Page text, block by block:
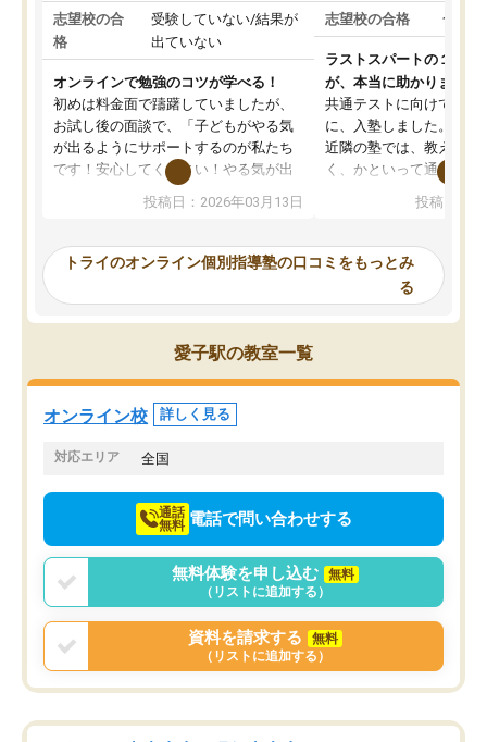
志望校の合
格
受験していない/結果が
出ていない
オンラインで勉強のコツが学べる！
初めは料金面で躊躇していましたが、
お試し後の面談で、「子どもがやる気
が出るようにサポートするのが私たち
です！安心してください！やる気が出
ないのは私たち講師の責任です」と言
ってくださり、確かに！と考えて、思
ったんですが、学生の先生から学ぶこ
み、徐々に成績が上がったらいいなと
思っていました。何が今足りないのか
を的確に指導いただき、子どももびっ
くりするほど楽しんでやる気を持って
塾を受けています。狙い通り、少しず
つ成績も上がり、苦手意識も無くなっ
てきたので、さらに苦手な数学も追加
でお願いしました。来年の高校受験に
投稿日：2026年03月13日
志望校の合格 合格
ラストスパートの１か月
が、本当に助かりました
共通テストに向けての追
に、入塾しました。田舎
近隣の塾では、教えても
く、かといって通うには
可能なので本当に助か
らないところをピンポイ
頂いて、とてもわかり
していました。一生を
スト、多少お金がかかっ
投稿日：
トライのオンライン個別指導塾の口コミをもっとみ
る
愛子駅の教室一覧
オンライン校 詳しく見る
対応エリア 全国
通話
無料 電話で問い合わせする
無料体験を申し込む
無料
（リストに追加する）
資料を請求する
無料
（リストに追加する）